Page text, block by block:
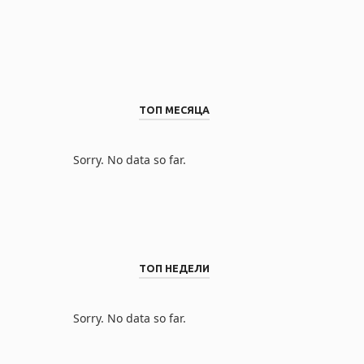
ТОП МЕСЯЦА
Sorry. No data so far.
ТОП НЕДЕЛИ
Sorry. No data so far.